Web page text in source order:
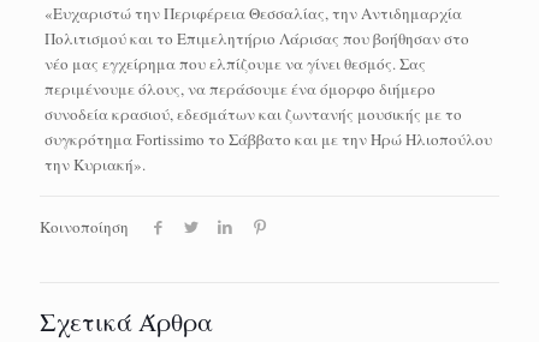
«Ευχαριστώ την Περιφέρεια Θεσσαλίας, την Αντιδημαρχία
Πολιτισμού και το Επιμελητήριο Λάρισας που βοήθησαν στο
νέο μας εγχείρημα που ελπίζουμε να γίνει θεσμός. Σας
περιμένουμε όλους, να περάσουμε ένα όμορφο διήμερο
συνοδεία κρασιού, εδεσμάτων και ζωντανής μουσικής με το
συγκρότημα Fortissimo το Σάββατο και με την Ηρώ Ηλιοπούλου
την Κυριακή».
Κοινοποίηση
Σχετικά Άρθρα